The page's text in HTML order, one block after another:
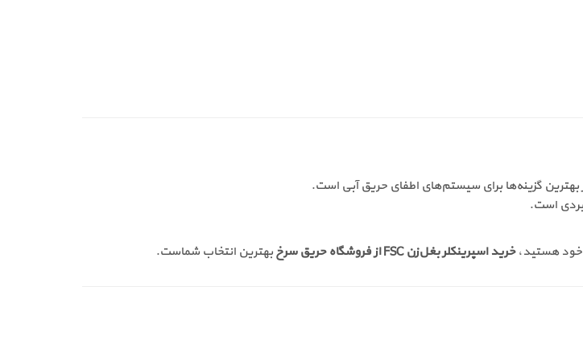
بهترین گزینه‌ها برای سیستم‌های اطفای حریق آبی است.
است.
خود هستید،خرید اسپرینکلر بغل‌زن FSC از فروشگاه حریق سرخ بهترین انتخاب شماست.